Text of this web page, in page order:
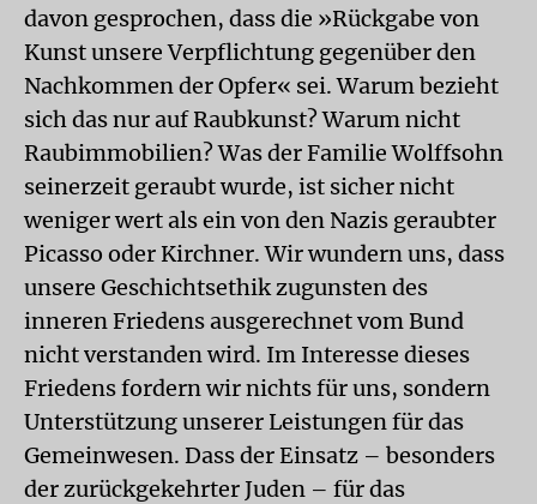
davon gesprochen, dass die »Rückgabe von
Kunst unsere Verpflichtung gegenüber den
Nachkommen der Opfer« sei. Warum bezieht
sich das nur auf Raubkunst? Warum nicht
Raubimmobilien? Was der Familie Wolffsohn
seinerzeit geraubt wurde, ist sicher nicht
weniger wert als ein von den Nazis geraubter
Picasso oder Kirchner. Wir wundern uns, dass
unsere Geschichtsethik zugunsten des
inneren Friedens ausgerechnet vom Bund
nicht verstanden wird. Im Interesse dieses
Friedens fordern wir nichts für uns, sondern
Unterstützung unserer Leistungen für das
Gemeinwesen. Dass der Einsatz – besonders
der zurückgekehrter Juden – für das